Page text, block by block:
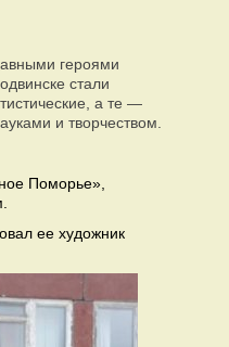
героями
стали
а те —
и творчеством.
Поморье»,
ее художник